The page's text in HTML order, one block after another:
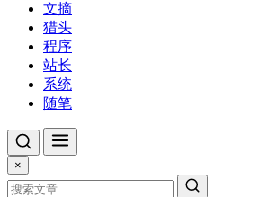
文摘
猎头
程序
站长
系统
随笔
×